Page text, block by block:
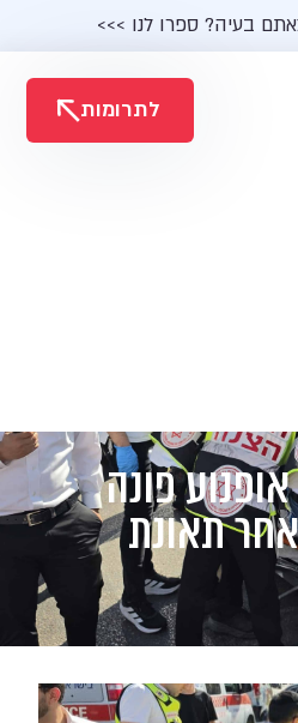
בעיה? ספרו לנו >>>
לתרומות
פונה
תאונת